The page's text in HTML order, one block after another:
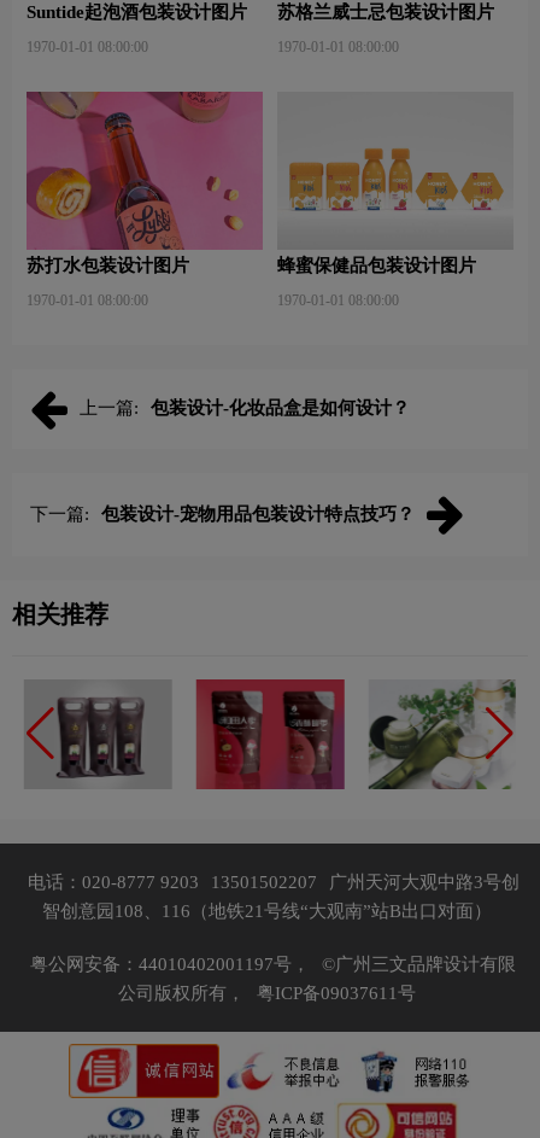
Suntide起泡酒包装设计图片
1970-01-01 08:00:00
苏格兰威士忌包装设计图片
1970-01-01 08:00:00
苏打水包装设计图片
1970-01-01 08:00:00
蜂蜜保健品包装设计图片
1970-01-01 08:00:00
上一篇: 包装设计-化妆品盒是如何设计？
下一篇: 包装设计-宠物用品包装设计特点技巧？
相关推荐
电话：020-8777 9203 13501502207
广州天河大观中路3号创
智创意园108、116（地铁21号线“大观南”站B出口对面）
粤公网安备：44010402001197号，
©广州三文品牌设计有限
公司版权所有，
粤ICP备09037611号